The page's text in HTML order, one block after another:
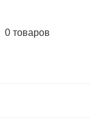
0 товаров